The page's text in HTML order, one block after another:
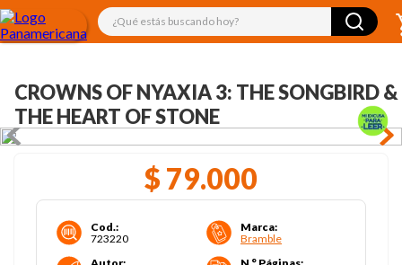
¿Qué estás buscando hoy?
CROWNS OF NYAXIA 3: THE SONGBIRD &
THE HEART OF STONE
$ 79.000
Cod.:
723220
Marca:
Bramble